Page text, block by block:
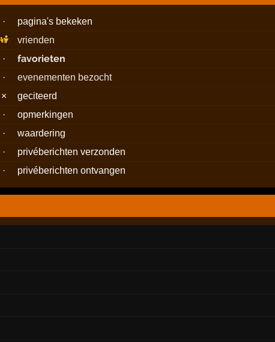
·
pagina's bekeken
vrienden
· favorieten
·
evenementen bezocht
×
geciteerd
·
opmerkingen
·
waardering
·
privéberichten verzonden
· privéberichten ontvangen